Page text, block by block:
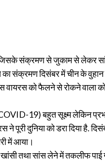
जिसके संक्रमण से जुकाम से लेकर
का संक्रमण दिसंबर में चीन के
को फैलने से रोकने वाला
19) बहुत सूक्ष्म लेकिन
पूरी दुनिया को डरा दिया है.
में आया।
तथा सांस लेने में तकलीफ पाई